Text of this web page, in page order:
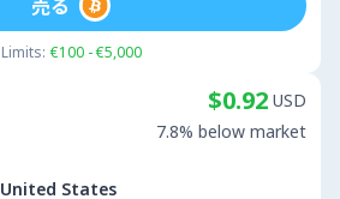
Limits: €100 - €5,000
売る
United States
$0.92 USD
7.8% below market